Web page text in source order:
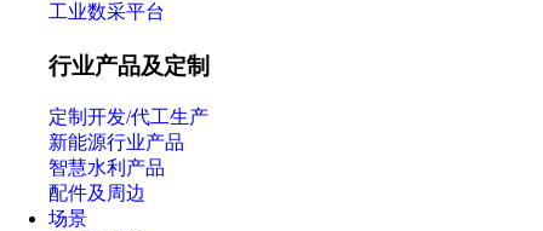
工业数采平台
行业产品及定制
定制开发/代工生产
新能源行业产品
智慧水利产品
配件及周边
场景